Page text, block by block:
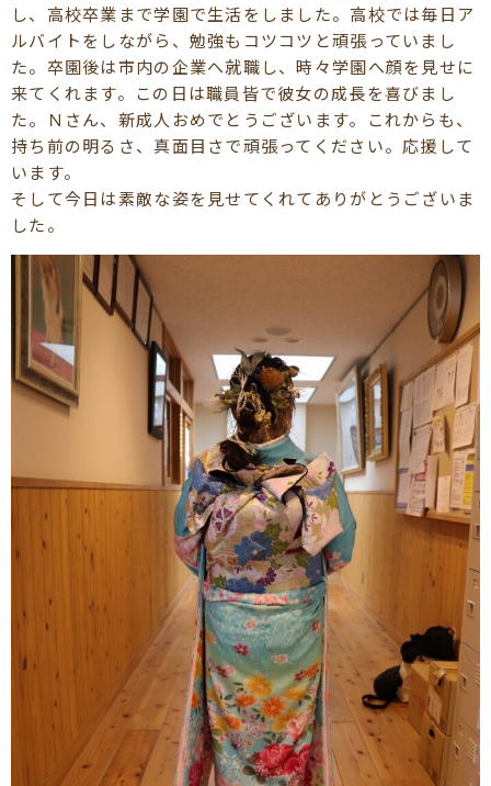
し、高校卒業まで学園で生活をしました。高校では毎日ア
ルバイトをしながら、勉強もコツコツと頑張っていまし
た。卒園後は市内の企業へ就職し、時々学園へ顔を見せに
来てくれます。この日は職員皆で彼女の成長を喜びまし
た。Ｎさん、新成人おめでとうございます。これからも、
持ち前の明るさ、真面目さで頑張ってください。応援して
います。
そして今日は素敵な姿を見せてくれてありがとうございま
した。